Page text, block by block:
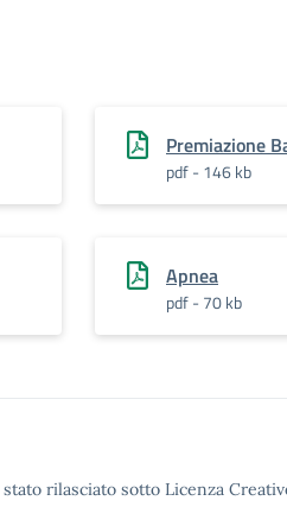
Premiazione
pdf - 146 kb
Apnea
pdf - 70 kb
rilasciato sotto Licenza